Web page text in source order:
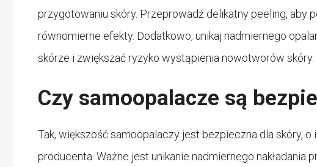
przygotowaniu skóry. Przeprowadź delikatny peeling, aby
równomierne efekty. Dodatkowo, unikaj nadmiernego
skórze i zwiększać ryzyko wystąpienia nowotworów skóry.
Czy samoopalacze są
Tak, większość samoopalaczy jest bezpieczna dla skóry,
producenta. Ważne jest unikanie nadmiernego